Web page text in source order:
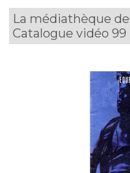
La médiathèque
Catalogue vidéo 99